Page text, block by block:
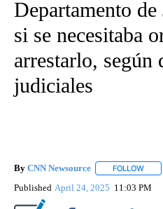
Departamento
si se necesitaba
arrestarlo, según
judiciales
By CNN Newsource FOLLOW
Published April 24, 2025 11:03 PM